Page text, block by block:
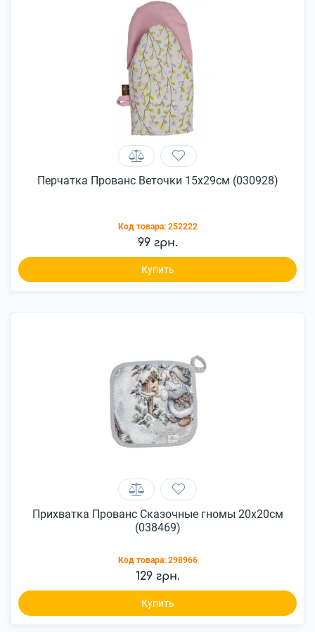
Перчатка Прованс Веточки 15x29см (030928)
Код товара: 252222
99 грн.
Купить
Прихватка Прованс Сказочные гномы 20х20см
(038469)
Код товара: 298966
129 грн.
Купить